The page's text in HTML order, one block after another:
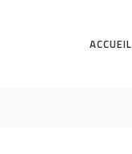
ACCUEIL